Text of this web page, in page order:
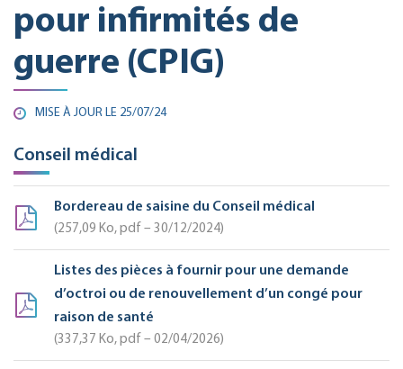
pour infirmités de
guerre (CPIG)
MISE À JOUR LE 25/07/24
Conseil médical
Bordereau de saisine du Conseil médical
257,09 Ko, pdf – 30/12/2024
Listes des pièces à fournir pour une demande
d’octroi ou de renouvellement d’un congé pour
raison de santé
337,37 Ko, pdf – 02/04/2026